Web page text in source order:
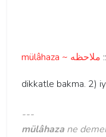
mülâhaza ~ ملاحظه
dikkatle bakma. 2)
---
mülâhaza ne